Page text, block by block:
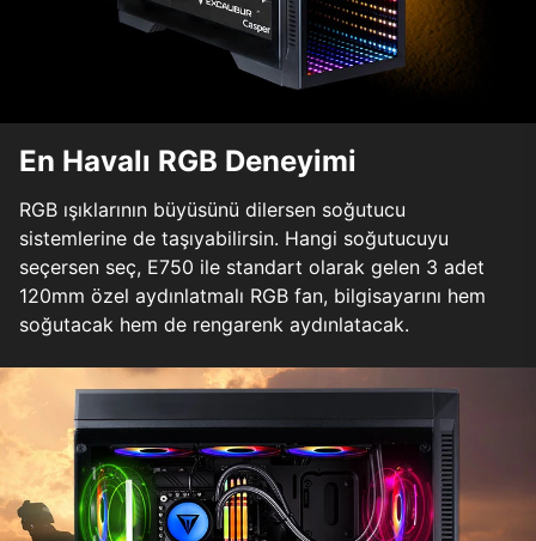
En Havalı RGB Deneyimi
RGB ışıklarının büyüsünü dilersen soğutucu
sistemlerine de taşıyabilirsin. Hangi soğutucuyu
seçersen seç, E750 ile standart olarak gelen 3 adet
120mm özel aydınlatmalı RGB fan, bilgisayarını hem
soğutacak hem de rengarenk aydınlatacak.